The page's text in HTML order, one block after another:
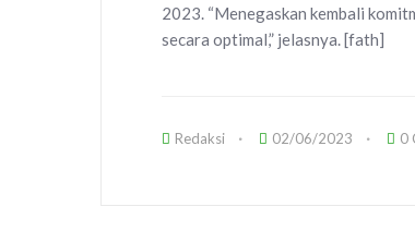
2023. “Menegaskan kembali
secara optimal,” jelasnya. [fath]
Redaksi 02/06/2023 0